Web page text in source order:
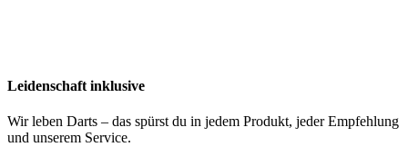
Leidenschaft inklusive
Wir leben Darts – das spürst du in jedem Produkt, jeder Empfehlung
und unserem Service.